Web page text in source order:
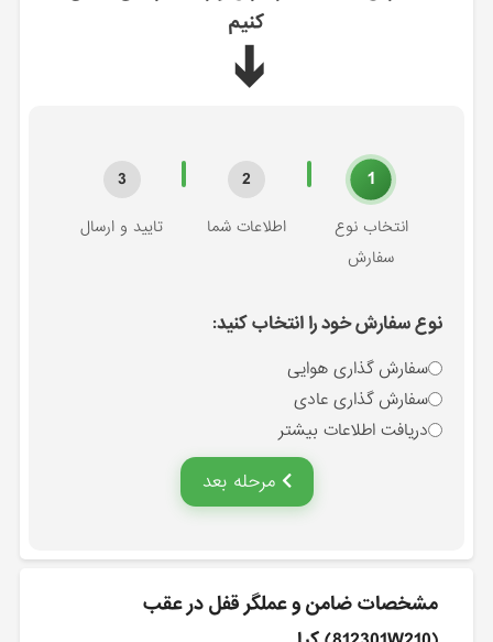
کنیم
➔
1
انتخاب نوع
سفارش
2
اطلاعات شما
3
تایید و ارسال
نوع سفارش خود را انتخاب کنید:
سفارش گذاری هوایی
سفارش گذاری عادی
دریافت اطلاعات بیشتر
مرحله بعد
مشخصات ضامن و عملگر قفل در عقب